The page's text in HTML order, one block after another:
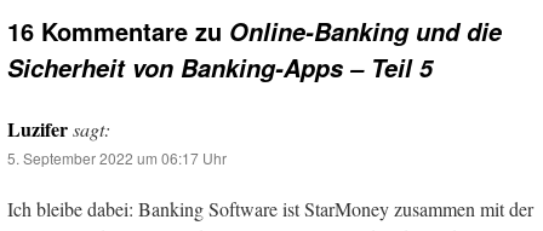
16 Kommentare zu Online-Banking und die
Sicherheit von Banking-Apps – Teil 5
Luzifersagt:
5. September 2022 um 06:17 Uhr
Ich bleibe dabei: Banking Software ist StarMoney zusammen mit der